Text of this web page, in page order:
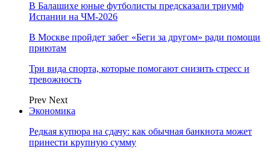
В Балашихе юные футболисты предсказали триумф
Испании на ЧМ-2026
В Москве пройдет забег «Беги за другом» ради помощи
приютам
Три вида спорта, которые помогают снизить стресс и
тревожность
Prev Next
Экономика
Редкая купюра на сдачу: как обычная банкнота может
принести крупную сумму